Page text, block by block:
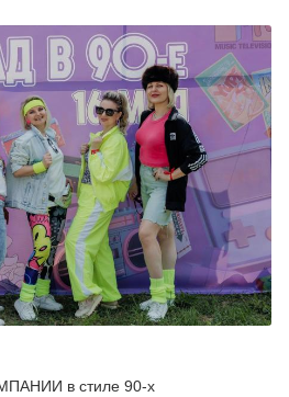
в стиле 90-х